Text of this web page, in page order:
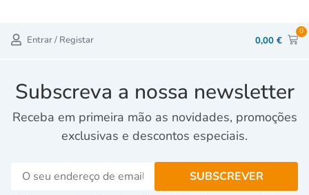
Entrar / Registar 0,00 €
0
Subscreva a nossa newsletter
Receba em primeira mão as novidades, promoções
exclusivas e descontos especiais.